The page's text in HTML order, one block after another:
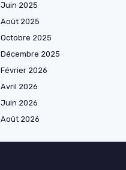
Juin 2025
Août 2025
Octobre 2025
Décembre 2025
Février 2026
Avril 2026
Juin 2026
Août 2026